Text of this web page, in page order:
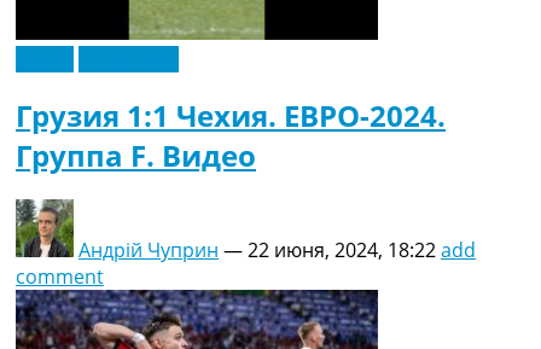
Грузия 1:1 Чехия. ЕВРО-2024.
Группа F. Видео
Андрій Чуприн —22 июня, 2024, 18:22add
comment